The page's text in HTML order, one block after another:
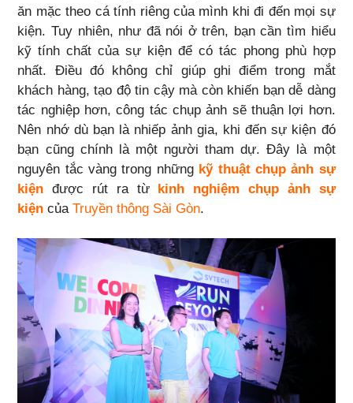
ăn mặc theo cá tính riêng của mình khi đi đến mọi sự
kiện. Tuy nhiên, như đã nói ở trên, bạn cần tìm hiểu
kỹ tính chất của sự kiện để có tác phong phù hợp
nhất. Điều đó không chỉ giúp ghi điểm trong mắt
khách hàng, tạo độ tin cậy mà còn khiến bạn dễ dàng
tác nghiệp hơn, công tác chụp ảnh sẽ thuận lợi hơn.
Nên nhớ dù bạn là nhiếp ảnh gia, khi đến sự kiện đó
bạn cũng chính là một người tham dự. Đây là một
nguyên tắc vàng trong những kỹ thuật chụp ảnh sự
kiện được rút ra từ
kinh nghiệm chụp ảnh sự
kiện củaTruyền thông Sài Gòn.